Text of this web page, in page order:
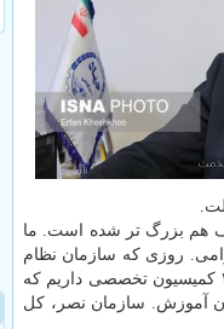
هم بزرگ تر شده است. ما
داریم، بدون سیاست های الزامی. روزی كه سازمان نظام
صنفی كامپیوتری كشور (نصر) آغاز به كار كرد، ما بخش های سخت افزار، نرم افزار و اینترنت را داشتیم اما حالا ۲۰ كمیسیون تخصصی داریم كه
آموزش. سازمان نصر، كل